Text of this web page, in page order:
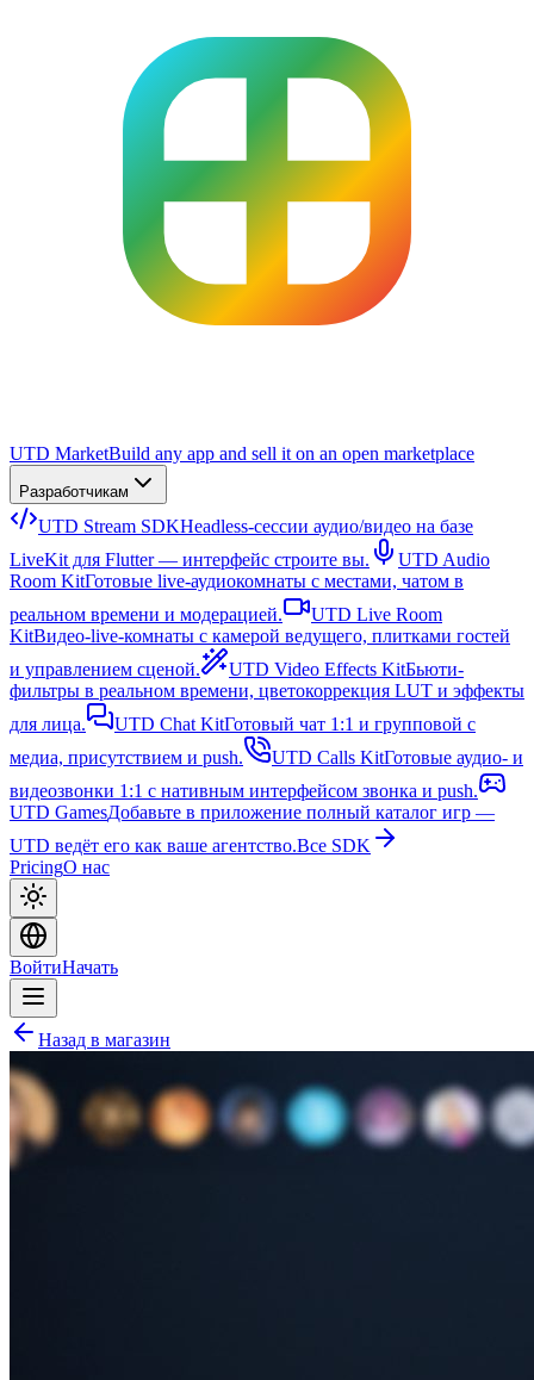
UTD MarketBuild any app and sell it on an open marketplace
Разработчикам
UTD Stream SDKHeadless-сессии аудио/видео на базе
LiveKit для Flutter — интерфейс строите вы.
UTD Audio
Room KitГотовые live-аудиокомнаты с местами, чатом в
реальном времени и модерацией.
UTD Live Room
KitВидео-live-комнаты с камерой ведущего, плитками гостей
и управлением сценой.
UTD Video Effects KitБьюти-
фильтры в реальном времени, цветокоррекция LUT и эффекты
для лица.
UTD Chat KitГотовый чат 1:1 и групповой с
медиа, присутствием и push.
UTD Calls KitГотовые аудио- и
видеозвонки 1:1 с нативным интерфейсом звонка и push.
UTD GamesДобавьте в приложение полный каталог игр —
UTD ведёт его как ваше агентство.Все SDK
PricingО нас
ВойтиНачать
Назад в магазин